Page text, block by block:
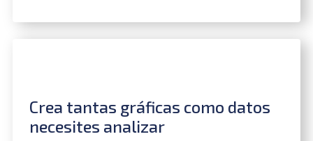
Crea tantas gráficas como datos
necesites analizar